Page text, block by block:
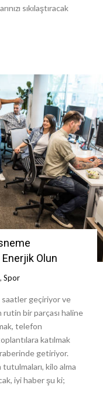
sıkılaştıracak
Enerjik Olun
, Spor
geçiriyor ve
rutin bir parçası haline
telefon
katılmak
getiriyor.
kilo alma
iyi haber şu ki;